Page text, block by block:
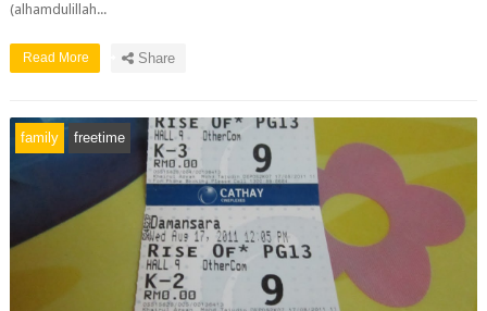
(alhamdulillah...
Read More Share
family freetime